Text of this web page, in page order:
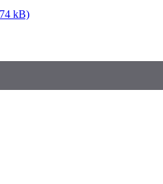
kB)